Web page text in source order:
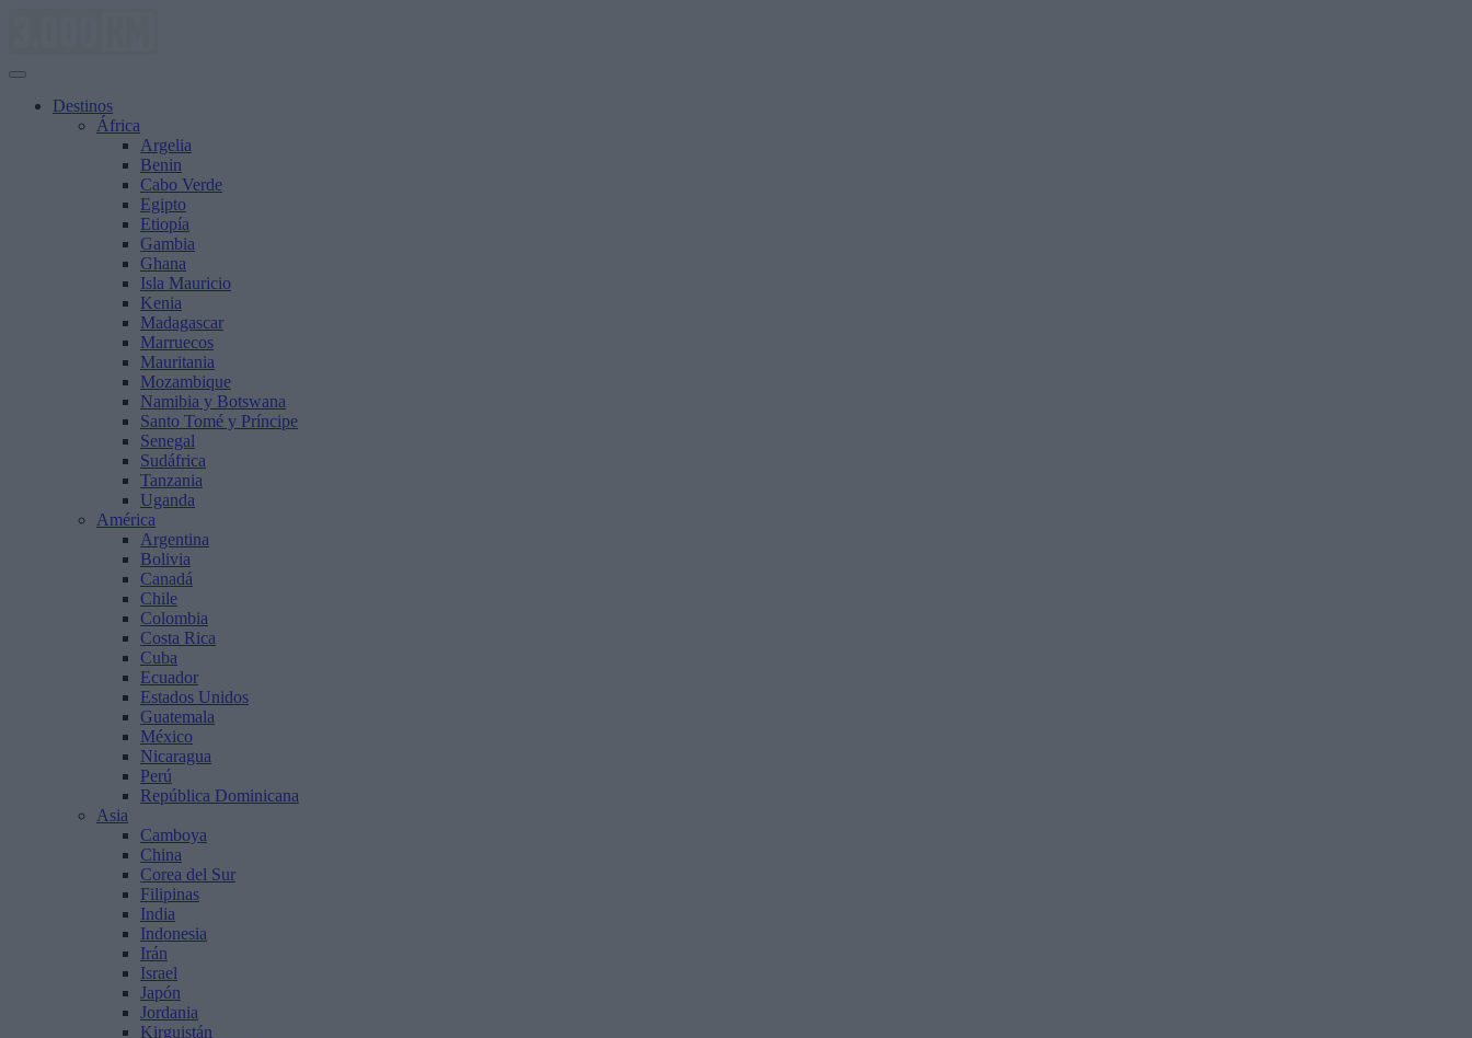
Destinos
África
Argelia
Benin
Cabo Verde
Egipto
Etiopía
Gambia
Ghana
Isla Mauricio
Kenia
Madagascar
Marruecos
Mauritania
Mozambique
Namibia y Botswana
Santo Tomé y Príncipe
Senegal
Sudáfrica
Tanzania
Uganda
América
Argentina
Bolivia
Canadá
Chile
Colombia
Costa Rica
Cuba
Ecuador
Estados Unidos
Guatemala
México
Nicaragua
Perú
República Dominicana
Asia
Camboya
China
Corea del Sur
Filipinas
India
Indonesia
Irán
Israel
Japón
Jordania
Kirguistán